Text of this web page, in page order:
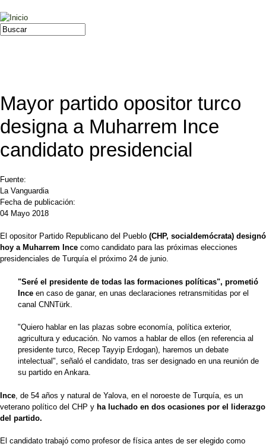
Jump to navigation
Formulario de búsqueda
Buscar
Mayor partido opositor turco
designa a Muharrem Ince
candidato presidencial
Fuente:
La Vanguardia
Fecha de publicación:
04 Mayo 2018
El opositor Partido Republicano del Pueblo (CHP, socialdemócrata) designó
hoy a Muharrem Ince como candidato para las próximas elecciones
presidenciales de Turquía el próximo 24 de junio.
"Seré el presidente de todas las formaciones políticas", prometió
Ince en caso de ganar, en unas declaraciones retransmitidas por el
canal CNNTürk.
"Quiero hablar en las plazas sobre economía, política exterior,
agricultura y educación. No vamos a hablar de ellos (en referencia al
presidente turco, Recep Tayyip Erdogan), haremos un debate
intelectual", señaló el candidato, tras ser designado en una reunión de
su partido en Ankara.
Ince , de 54 años y natural de Yalova, en el noroeste de Turquía, es un
veterano político del CHP y ha luchado en dos ocasiones por el liderazgo
del partido.
El candidato trabajó como profesor de física antes de ser elegido como